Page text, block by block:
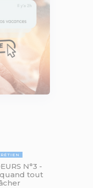
N°3 -
tout